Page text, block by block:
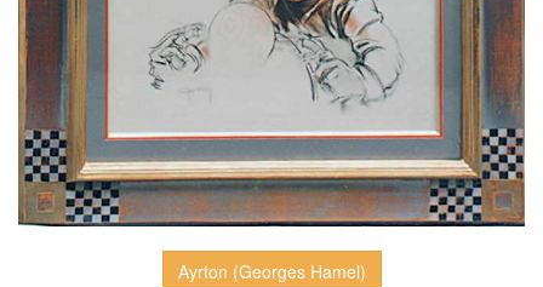
Ayrton (Georges Hamel)